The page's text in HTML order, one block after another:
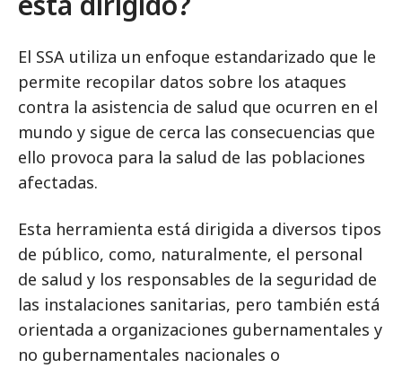
El SSA utiliza un enfoque estandarizado que le
permite recopilar datos sobre los ataques
contra la asistencia de salud que ocurren en el
mundo y sigue de cerca las consecuencias que
ello provoca para la salud de las poblaciones
afectadas.
Esta herramienta está dirigida a diversos tipos
de público, como, naturalmente, el personal
de salud y los responsables de la seguridad de
las instalaciones sanitarias, pero también está
orientada a organizaciones gubernamentales y
no gubernamentales nacionales o